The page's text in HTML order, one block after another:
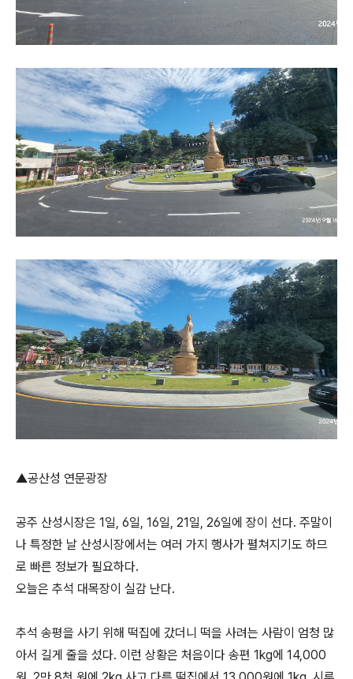
▲공산성 연문광장
공주 산성시장은 1일, 6일, 16일, 21일, 26일에 장이 선다. 주말이
나 특정한 날 산성시장에서는 여러 가지 행사가 펼쳐지기도 하므
로 빠른 정보가 필요하다.
오늘은 추석 대목장이 실감 난다.
추석 송평을 사기 위해 떡집에 갔더니 떡을 사려는 사람이 엄청 많
아서 길게 줄을 섰다. 이런 상황은 처음이다 송편 1kg에 14,000